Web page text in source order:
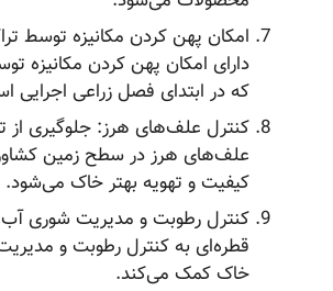
امکان پهن کردن مکانیزه توسط
دارای امکان پهن کردن مکانیزه توسط
که در ابتدای فصل زراعی اجرایی است.
کنترل علف‌های هرز: جلوگیری از
علف‌های هرز در سطح زمین
کیفیت و تهویه بهتر خاک می‌شود.
کنترل رطوبت و مدیریت شوری آب:
قطره‌ای به کنترل رطوبت و مدیریت
خاک کمک می‌کند.